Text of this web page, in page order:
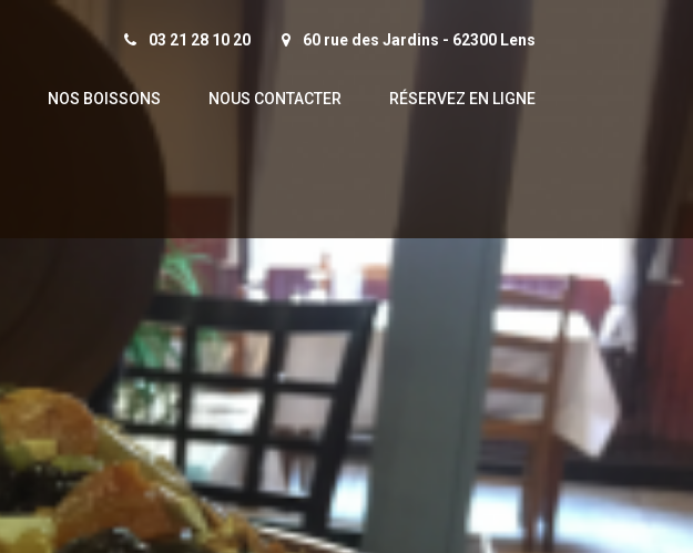
03 21 28 10 20 60 rue des Jardins - 62300 Lens
NOS BOISSONS NOUS CONTACTER RÉSERVEZ EN LIGNE